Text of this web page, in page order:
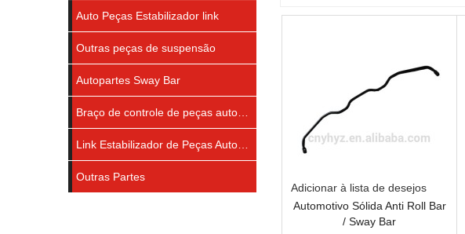
Auto Peças Estabilizador link
Outras peças de suspensão
Autopartes Sway Bar
Outras Partes
Adicionar à lista de desejos
Automotivo Sólida Anti Roll Bar
/ Sway Bar